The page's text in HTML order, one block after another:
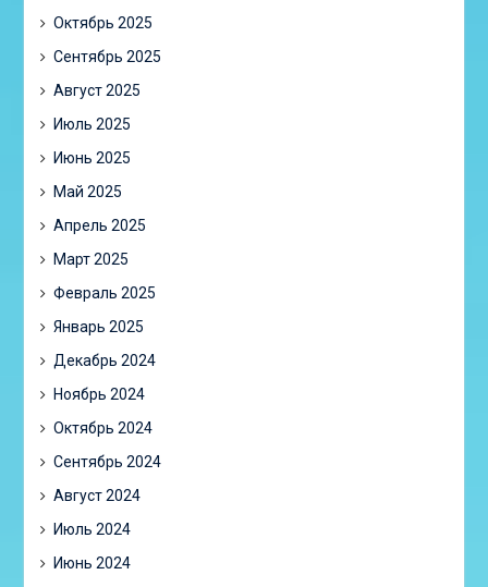
Октябрь 2025
Сентябрь 2025
Август 2025
Июль 2025
Июнь 2025
Май 2025
Апрель 2025
Март 2025
Февраль 2025
Январь 2025
Декабрь 2024
Ноябрь 2024
Октябрь 2024
Сентябрь 2024
Август 2024
Июль 2024
Июнь 2024